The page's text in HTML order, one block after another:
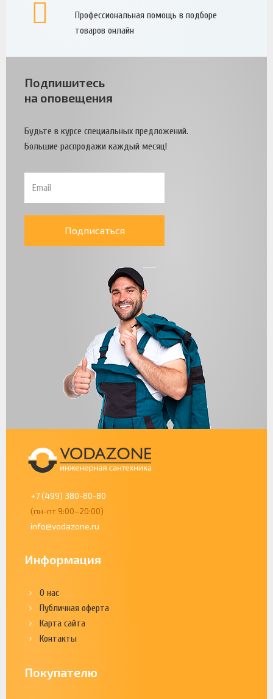
Профессиональная помощь в подборе
товаров онлайн
Подпишитесь
на оповещения
Будьте в курсе специальных предложений.
Большие распродажи каждый месяц!
Подписаться
+7 (499) 380-80-80
(пн-пт 9:00–20:00)
info@vodazone.ru
Информация
О нас
Публичная оферта
Карта сайта
Контакты
Покупателю